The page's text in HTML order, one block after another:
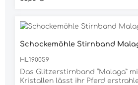
Schockemöhle Stirnband
HL190059
Das Glitzerstirnband “Malaga”
Kristallen lässt ihr Pferd